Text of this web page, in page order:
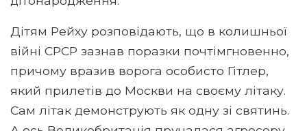
Дітям Рейху розповідають, що в колишньої
війні СРСР зазнав поразки почтімгновенно,
причому вразив ворога особисто Гітлер,
який прилетів до Москви на своєму літаку.
Сам літак демонструють як одну зі святинь.